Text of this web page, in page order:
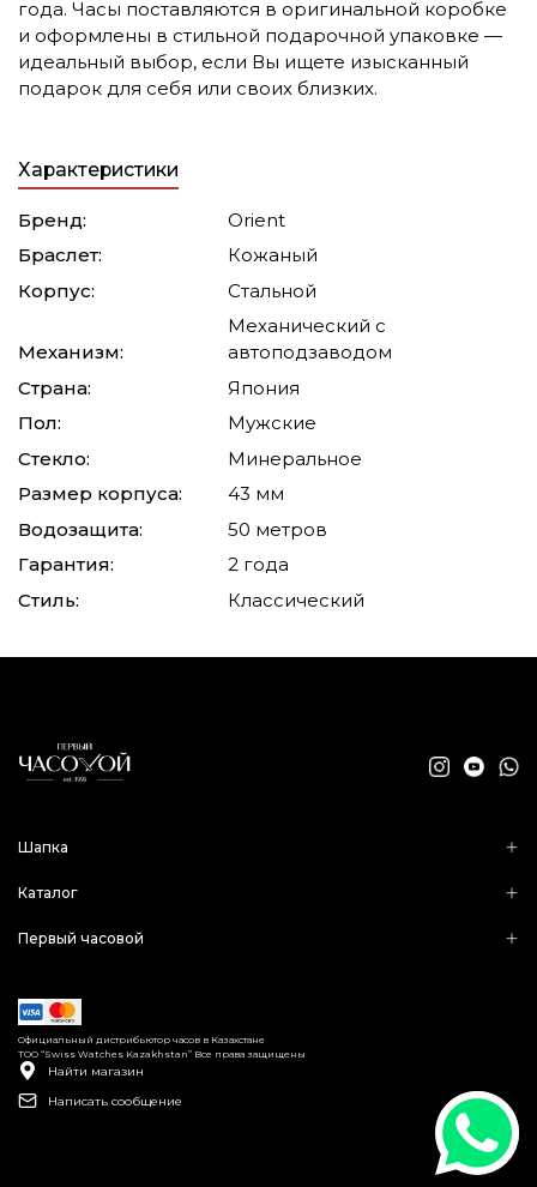
года. Часы поставляются в оригинальной коробке
и оформлены в стильной подарочной упаковке —
идеальный выбор, если Вы ищете изысканный
подарок для себя или своих близких.
Характеристики
Бренд:
Orient
Браслет:
Кожаный
Корпус:
Стальной
Механизм:
Механический с
автоподзаводом
Страна:
Япония
Пол:
Мужские
Стекло:
Минеральное
Размер корпуса:
43 мм
Водозащита:
50 метров
Гарантия:
2 года
Стиль:
Классический
Шапка
Каталог
Первый часовой
Найти магазин
Написать сообщение
ТОО “Swiss Watches Kazakhstan” Все права защищены
Официальный дистрибьютор часов в Казахстане